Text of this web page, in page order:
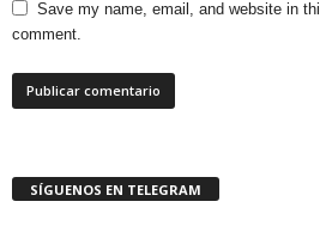
Save my name, email, and website in
comment.
SÍGUENOS EN TELEGRAM